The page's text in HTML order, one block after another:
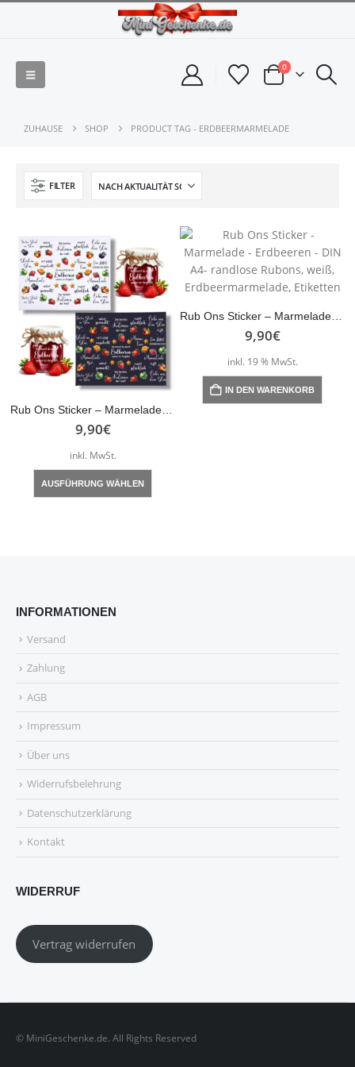
0
ZUHAUSE SHOP PRODUCT TAG - ERDBEERMARMELADE
FILTER
Rub Ons Sticker – Marmelade – DIN A4- Apfel, Erdbeeren, randlose Rubons, weiß, Erdbeermarmelade, Etiketten
9,90€
inkl. MwSt.
AUSFÜHRUNG WÄHLEN
Produkt
der
gewählt
Rub Ons Sticker – Marmelade – Erdbeeren – DIN A4- randlose Rubons, weiß, Erdbeermarmelade, Etiketten
9,90€
inkl. 19 % MwSt.
IN DEN WARENKORB
INFORMATIONEN
Versand
Zahlung
AGB
Impressum
Über uns
Widerrufsbelehrung
Datenschutzerklärung
Kontakt
WIDERRUF
Vertrag widerrufen
© MiniGeschenke.de. All Rights Reserved